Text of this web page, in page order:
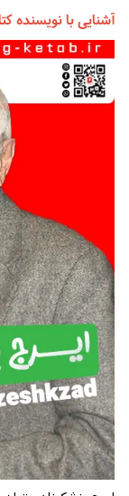
آشنایی با نویسنده